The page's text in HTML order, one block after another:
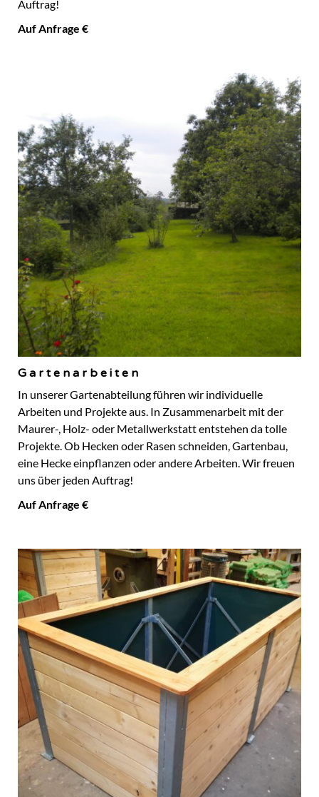
Auftrag!
Auf Anfrage €
Gartenarbeiten
In unserer Gartenabteilung führen wir individuelle
Arbeiten und Projekte aus. In Zusammenarbeit mit der
Maurer-, Holz- oder Metallwerkstatt entstehen da tolle
Projekte. Ob Hecken oder Rasen schneiden, Gartenbau,
eine Hecke einpflanzen oder andere Arbeiten. Wir freuen
uns über jeden Auftrag!
Auf Anfrage €